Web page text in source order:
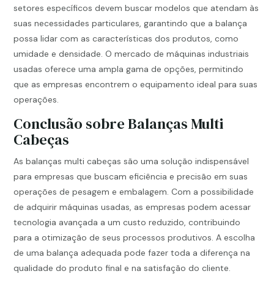
setores específicos devem buscar modelos que atendam às
suas necessidades particulares, garantindo que a balança
possa lidar com as características dos produtos, como
umidade e densidade. O mercado de máquinas industriais
usadas oferece uma ampla gama de opções, permitindo
que as empresas encontrem o equipamento ideal para suas
operações.
Conclusão sobre Balanças Multi
Cabeças
As balanças multi cabeças são uma solução indispensável
para empresas que buscam eficiência e precisão em suas
operações de pesagem e embalagem. Com a possibilidade
de adquirir máquinas usadas, as empresas podem acessar
tecnologia avançada a um custo reduzido, contribuindo
para a otimização de seus processos produtivos. A escolha
de uma balança adequada pode fazer toda a diferença na
qualidade do produto final e na satisfação do cliente.